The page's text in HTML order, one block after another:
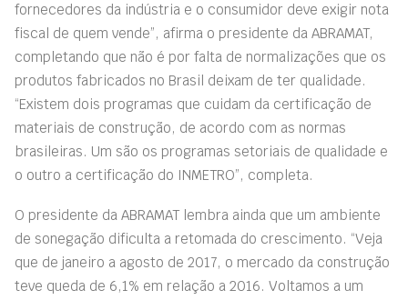
fornecedores da indústria e o consumidor deve exigir nota
fiscal de quem vende”, afirma o presidente da ABRAMAT,
completando que não é por falta de normalizações que os
produtos fabricados no Brasil deixam de ter qualidade.
“Existem dois programas que cuidam da certificação de
materiais de construção, de acordo com as normas
brasileiras. Um são os programas setoriais de qualidade e
o outro a certificação do INMETRO”, completa.
O presidente da ABRAMAT lembra ainda que um ambiente
de sonegação dificulta a retomada do crescimento. “Veja
que de janeiro a agosto de 2017, o mercado da construção
teve queda de 6,1% em relação a 2016. Voltamos a um